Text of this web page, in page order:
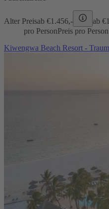
Alter Preisab €1.456,- ab €
pro PersonPreis pro Person
Kiwengwa Beach Resort -